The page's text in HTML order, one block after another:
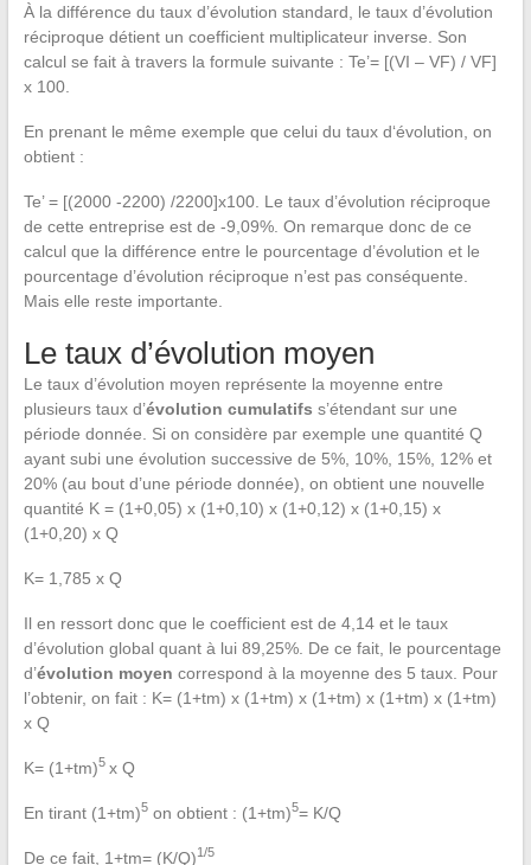
À la différence du taux d’évolution standard, le taux d’évolution
réciproque détient un coefficient multiplicateur inverse. Son
calcul se fait à travers la formule suivante : Te’= [(VI – VF) / VF]
x 100.
En prenant le même exemple que celui du taux d‘évolution, on
obtient :
Te’ = [(2000 -2200) /2200]x100. Le taux d’évolution réciproque
de cette entreprise est de -9,09%. On remarque donc de ce
calcul que la différence entre le pourcentage d’évolution et le
pourcentage d’évolution réciproque n’est pas conséquente.
Mais elle reste importante.
Le taux d’évolution moyen
Le taux d’évolution moyen représente la moyenne entre
plusieurs taux d’évolution cumulatifs s’étendant sur une
période donnée. Si on considère par exemple une quantité Q
ayant subi une évolution successive de 5%, 10%, 15%, 12% et
20% (au bout d’une période donnée), on obtient une nouvelle
quantité K = (1+0,05) x (1+0,10) x (1+0,12) x (1+0,15) x
(1+0,20) x Q
K= 1,785 x Q
Il en ressort donc que le coefficient est de 4,14 et le taux
d’évolution global quant à lui 89,25%. De ce fait, le pourcentage
d’évolution moyen correspond à la moyenne des 5 taux. Pour
l’obtenir, on fait : K= (1+tm) x (1+tm) x (1+tm) x (1+tm) x (1+tm)
x Q
K= (1+tm)5 x Q
En tirant (1+tm)5on obtient : (1+tm)5= K/Q
De ce fait, 1+tm= (K/Q)1/5